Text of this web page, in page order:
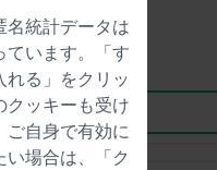
名統計データは
ています。「す
る」をクリッ
クッキーも受け
ご自身で有効に
場合は、「ク